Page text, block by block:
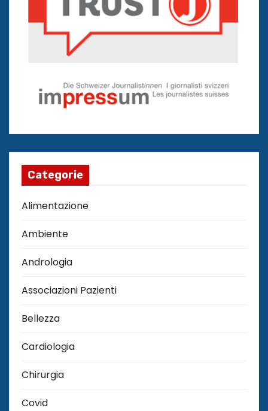
Categorie
Alimentazione
Ambiente
Andrologia
Associazioni Pazienti
Bellezza
Cardiologia
Chirurgia
Covid